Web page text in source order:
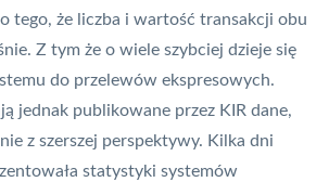
tego, że liczba i wartość transakcji obu
Z tym że o wiele szybciej dzieje się
do przelewów ekspresowych.
jednak publikowane przez KIR dane,
z szerszej perspektywy. Kilka dni
statystyki systemów